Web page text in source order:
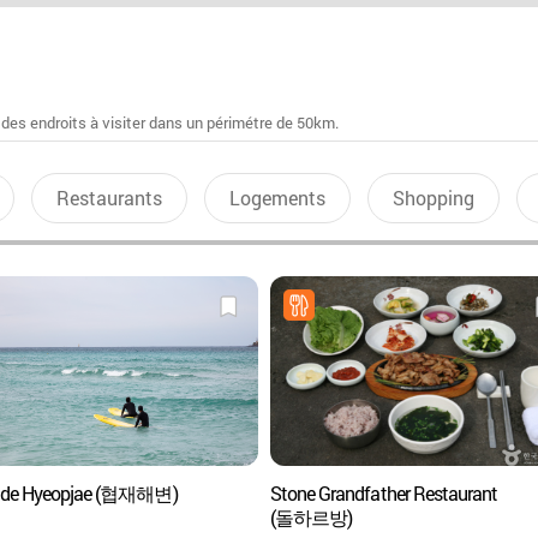
endroits à visiter dans un périmétre de 50km.
Restaurants Logements Shopping
Hyeopjae (협재해변)
Stone Grandfather Restaurant
(돌하르방)